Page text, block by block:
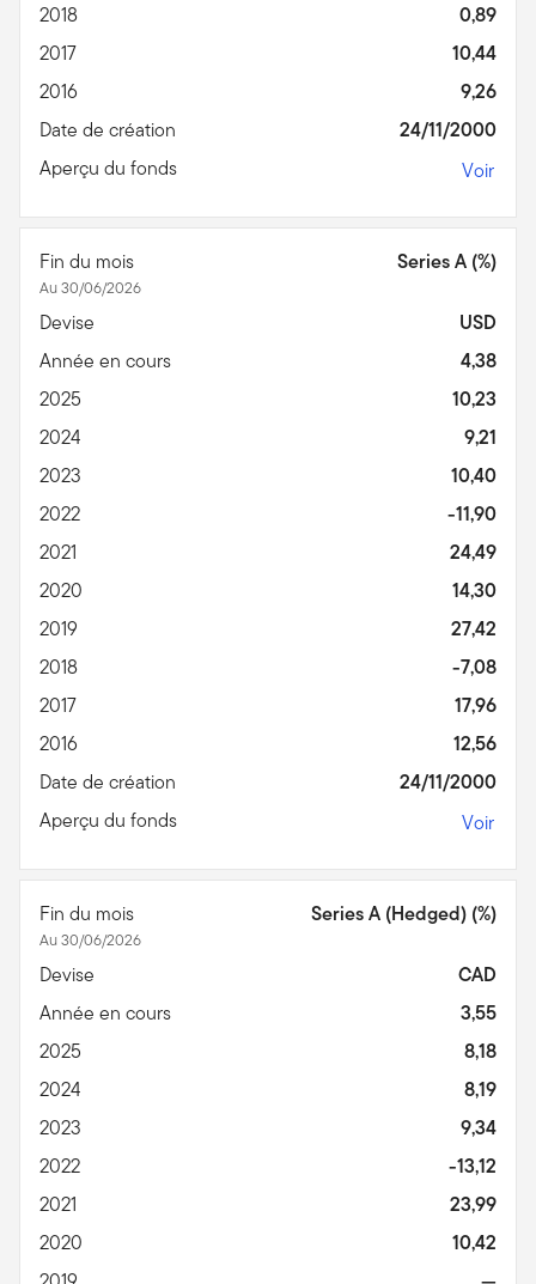
2018
0,89
2017
10,44
2016
9,26
Date de création
24/11/2000
Aperçu du fonds
Voir
Fin du mois
Au 30/06/2026
Series A (%)
Devise
USD
Année en cours
4,38
2025
10,23
2024
9,21
2023
10,40
2022
-11,90
2021
24,49
2020
14,30
2019
27,42
2018
-7,08
2017
17,96
2016
12,56
Date de création
24/11/2000
Aperçu du fonds
Voir
Fin du mois
Au 30/06/2026
Series A (Hedged) (%)
Devise
CAD
Année en cours
3,55
2025
8,18
2024
8,19
2023
9,34
2022
-13,12
2021
23,99
2020
10,42